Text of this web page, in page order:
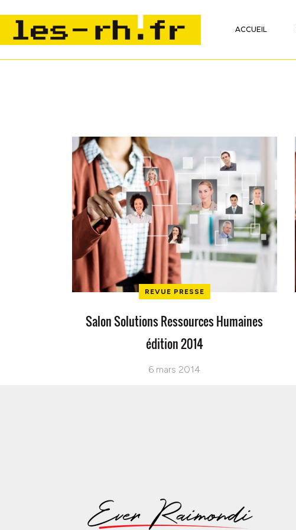
ACCUEIL
REVUE PRESSE
Salon Solutions Ressources Humaines
édition 2014
6 mars 2014